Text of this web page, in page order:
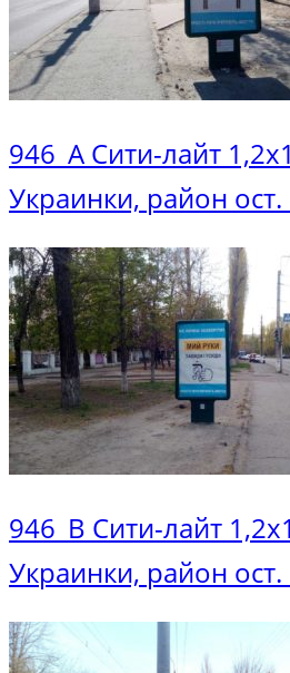
946_А Сити-лайт
Украинки, район
946_В Сити-лайт
Украинки, район